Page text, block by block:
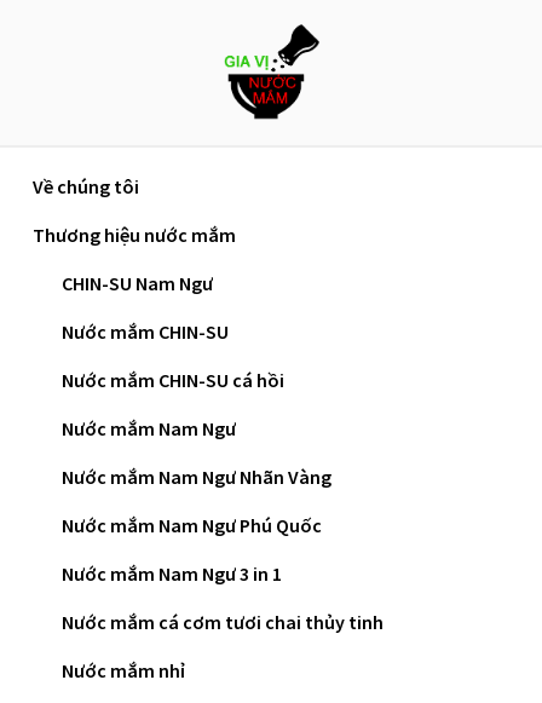
Về chúng tôi
Thương hiệu nước mắm
CHIN-SU Nam Ngư
Nước mắm CHIN-SU
Nước mắm CHIN-SU cá hồi
Nước mắm Nam Ngư
Nước mắm Nam Ngư Nhãn Vàng
Nước mắm Nam Ngư Phú Quốc
Nước mắm Nam Ngư 3 in 1
Nước mắm cá cơm tươi chai thủy tinh
Nước mắm nhỉ
Trang chủ»
Nước mắm Nam Ngư ra mắt vào năm
nào và các sản phẩm quen thuộc?
Nước Mắm Nam Ngư Ra
Mắt Vào Năm Nào Và Các
Sản Phẩm Quen Thuộc?
đã trở thành thương hiệu quen thuộc trong
gian bếp của nhiều gia đình Việt nhờ cam kết
về chất lượng và sự an toàn. Với quy trình sản
như ISO và GMP, cùng hệ thống hơn 1.000 nhà